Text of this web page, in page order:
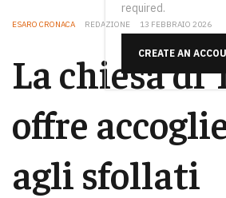
required.
CREATE AN
ESARO CRONACA REDAZIONE 13 FEBBRAIO 2026
La chiesa di
offre
agli sfollati